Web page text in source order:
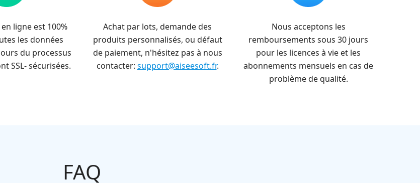
ligne est 100%
les données
du processus
SSL- sécurisées.
Achat par lots, demande des
produits personnalisés, ou défaut
de paiement, n'hésitez pas à nous
contacter: support@aiseesoft.fr.
Nous acceptons les
remboursements sous 30 jours
pour les licences à vie et les
abonnements mensuels en cas de
problème de qualité.
FAQ